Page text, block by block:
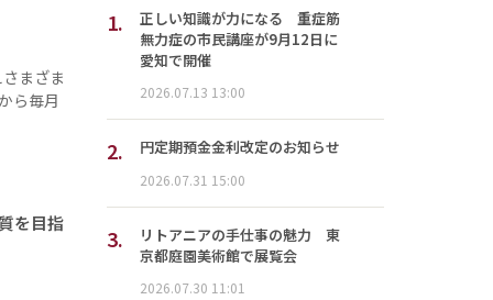
まざま
ら毎月
を目指
1.
正しい知識が力になる 重症筋
無力症の市民講座が9月12日に
愛知で開催
2026.07.13 13:00
2. 円定期預金金利改定のお知らせ
2026.07.31 15:00
3.
リトアニアの手仕事の魅力 東
京都庭園美術館で展覧会
2026.07.30 11:01